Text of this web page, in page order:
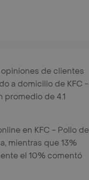
de clientes
a domicilio de KFC -
promedio de 4.1
en KFC - Pollo de
mientras que 13%
el 10% comentó